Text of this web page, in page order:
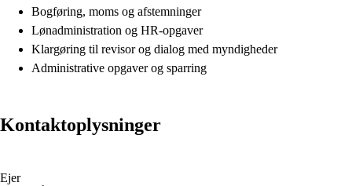
Bogføring, moms og afstemninger
Lønadministration og HR-opgaver
Klargøring til revisor og dialog med myndigheder
Administrative opgaver og sparring
Kontaktoplysninger
Ejer